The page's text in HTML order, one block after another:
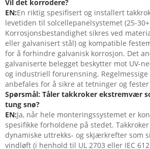
Vil det korrodere?
EN:En riktig spesifisert og installert
levetiden til solcellepanelsystemet (25-
Korrosjonsbestandighet sikres ved
eller galvanisert stål) og kompatible
for å forhindre galvanisk korrosjon. Det
galvaniserte belegget beskytter mot UV-
og industriell forurensning.
anbefales for å sikre at tetninger og
Spørsmål: Tåler takkroker ekstremvær
tung snø?
EN:Ja, når hele monteringssystemet er
spesifikke forholdene på stedet.
dynamiske uttrekks- og skjærkrefter som
vindløft (i henhold til UL 2703 eller IEC